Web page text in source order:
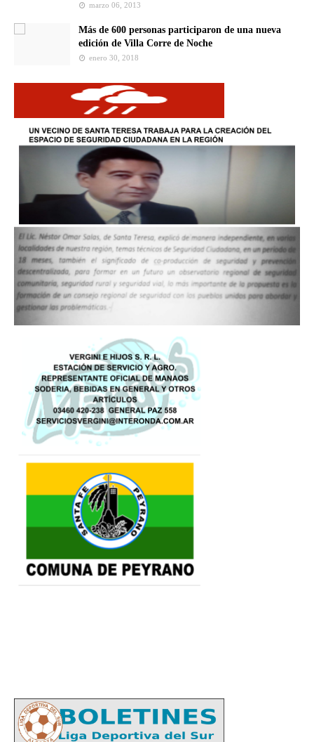
marzo 06, 2013
Más de 600 personas participaron de una nueva
edición de Villa Corre de Noche
enero 30, 2018